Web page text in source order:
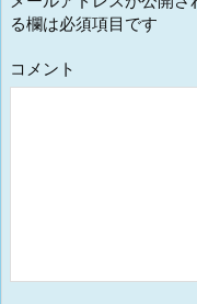
る欄は必須項目です
コメント